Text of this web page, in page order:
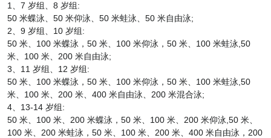
1、7 岁组、8 岁组:
50 米蝶泳、50 米仰泳、50 米蛙泳、50 米自由泳;
2、9 岁组、10 岁组:
50 米、100 米蝶泳，50 米、100 米仰泳，50 米、100 米蛙泳,50
米、100 米、200 米自由泳;
3、11 岁组、12 岁组:
50 米、100 米蝶泳，50 米、100 米仰泳，50 米、100 米蛙泳,50
米、100 米、200 米、400 米自由泳、200 米混合泳;
4、13-14 岁组:
50 米、100 米、200 米蝶泳，50 米、100 米、200 米仰泳,50 米、
100 米、200 米蛙泳，50 米、100 米、200 米、400 米自由泳，200